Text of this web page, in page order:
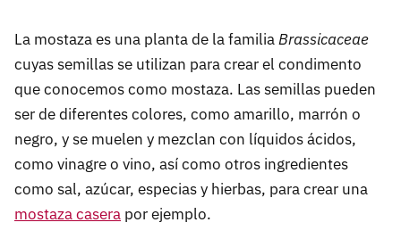
La mostaza es una planta de la familiaBrassicaceae
cuyas semillas se utilizan para crear el condimento
que conocemos como mostaza. Las semillas pueden
ser de diferentes colores, como amarillo, marrón o
negro, y se muelen y mezclan con líquidos ácidos,
como vinagre o vino, así como otros ingredientes
como sal, azúcar, especias y hierbas, para crear una
mostaza casera por ejemplo.